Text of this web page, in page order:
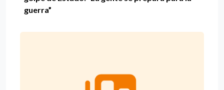
guerra”